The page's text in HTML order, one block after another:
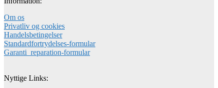
Om os
Privatliv og cookies
Handelsbetingelser
Standardfortrydelses-formular
Garanti_reparation-formular
Nyttige Links: